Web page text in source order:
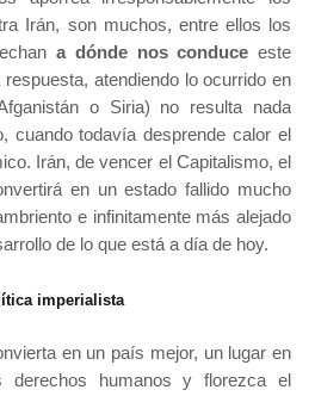
Irán, son muchos, entre ellos los
a dónde nos conduce este
atendiendo lo ocurrido en
o Siria) no resulta nada
cuando todavía desprende calor el
Irán, de vencer el Capitalismo, el
en un estado fallido mucho
e infinitamente más alejado
de lo que está a día de hoy.
imperialista
en un país mejor, un lugar en
humanos y florezca el